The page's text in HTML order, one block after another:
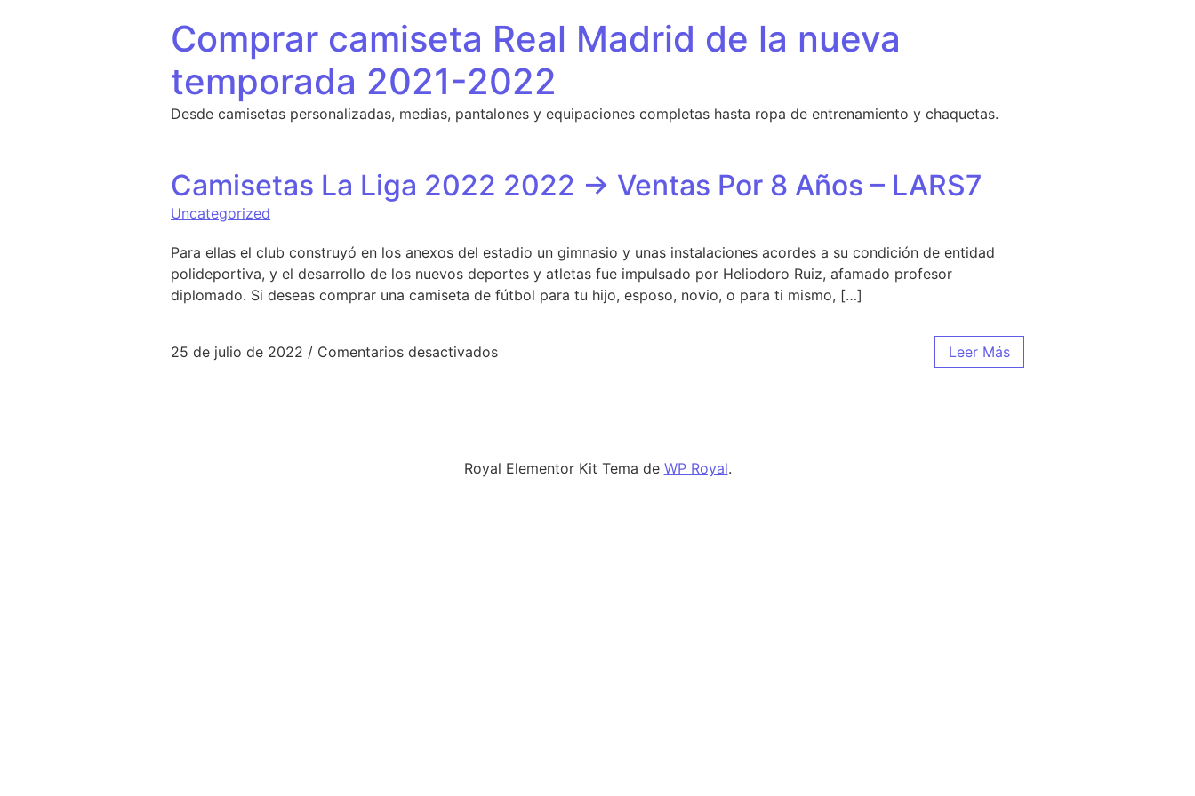
Comprar camiseta Real Madrid de la nueva
temporada 2021-2022
Desde camisetas personalizadas, medias, pantalones y equipaciones completas hasta ropa de entrenamiento y chaquetas.
Camisetas La Liga 2022 2022 → Ventas Por 8 Años – LARS7
Uncategorized
Para ellas el club construyó en los anexos del estadio un gimnasio y unas instalaciones acordes a su condición de entidad
polideportiva, y el desarrollo de los nuevos deportes y atletas fue impulsado por Heliodoro Ruiz, afamado profesor
diplomado. Si deseas comprar una camiseta de fútbol para tu hijo, esposo, novio, o para ti mismo, […]
25 de julio de 2022 / Comentarios desactivadosen Camisetas La Liga 2022 2022 → Ventas Por 8 Años – LARS7 Leer Más
Royal Elementor Kit Tema de WP Royal.